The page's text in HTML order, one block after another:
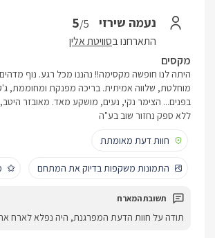
נעמה שירזי 5/5
התארחנו בסוויטת אלין
מקסים
היתה לנו חופשה מקסימה!! נהננו מכל רגע. נוף
מוחלטת, שלווה אמיתית. בריכה מפנקת ומחוממת,
בפנים... הצימר נקי, נעים, מושקע מאד. מאובזר
ללא ספק נחזור שוב בע"ה
חוות דעת מאומתת
התמונות משקפות בדיוק את המתחם
תודה על חוות הדעת המפרגנת, היה נפלא לארח